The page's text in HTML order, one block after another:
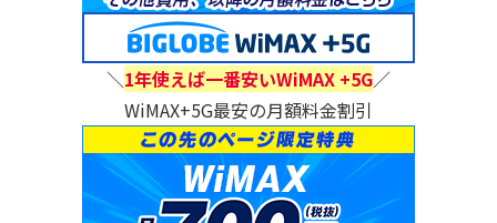
＼1年使えば一番安いWiMAX +5G／
WiMAX+5G最安の月額料金割引